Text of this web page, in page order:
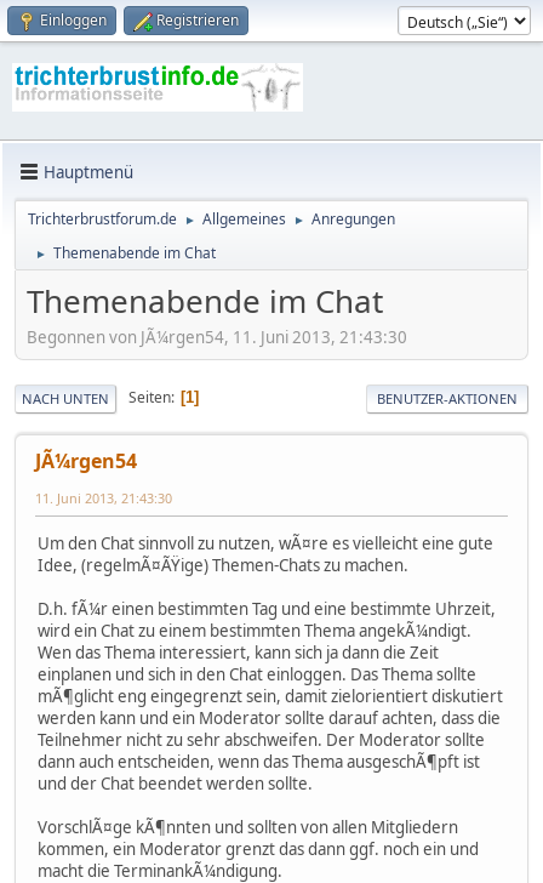
Einloggen Registrieren
Hauptmenü
Trichterbrustforum.de ► Allgemeines ► Anregungen
► Themenabende im Chat
Themenabende im Chat
Begonnen von JÃ¼rgen54, 11. Juni 2013, 21:43:30
NACH UNTEN Seiten 1 BENUTZER-AKTIONEN
JÃ¼rgen54
11. Juni 2013, 21:43:30
Um den Chat sinnvoll zu nutzen, wÃ¤re es vielleicht eine gute
Idee, (regelmÃ¤ÃŸige) Themen-Chats zu machen.
D.h. fÃ¼r einen bestimmten Tag und eine bestimmte Uhrzeit,
wird ein Chat zu einem bestimmten Thema angekÃ¼ndigt.
Wen das Thema interessiert, kann sich ja dann die Zeit
einplanen und sich in den Chat einloggen. Das Thema sollte
mÃ¶glicht eng eingegrenzt sein, damit zielorientiert diskutiert
werden kann und ein Moderator sollte darauf achten, dass die
Teilnehmer nicht zu sehr abschweifen. Der Moderator sollte
dann auch entscheiden, wenn das Thema ausgeschÃ¶pft ist
und der Chat beendet werden sollte.
VorschlÃ¤ge kÃ¶nnten und sollten von allen Mitgliedern
kommen, ein Moderator grenzt das dann ggf. noch ein und
macht die TerminankÃ¼ndigung.